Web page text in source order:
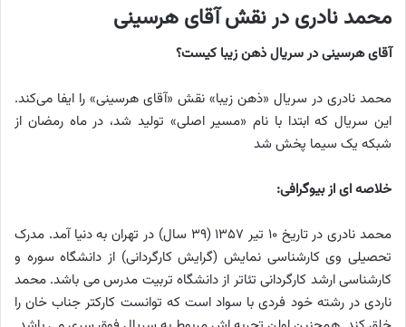
محمد نادری در نقش آقای هرسینی
آقای هرسینی در سریال ذهن زیبا کیست؟
محمد نادری در سریال «ذهن زیبا» نقش «آقای هرسینی» را ایفا می‌کند.
این سریال که ابتدا با نام «مسیر اصلی» تولید شد، در ماه رمضان از
شبکه یک سیما پخش شد
خلاصه ای از بیوگرافی:
محمد نادری در تاریخ ۱۰ تیر ۱۳۵۷ (۳۹ سال) در تهران به دنیا آمد. مدرک
تحصیلی وی کارشناسی نمایش (گرایش کارگردانی) از دانشگاه سوره و
کارشناسی ارشد کارگردانی تئاتر از دانشگاه تربیت مدرس می باشد. محمد
ناردی در رشته خود فردی با سواد است که توانست کارکتر جناب خان را